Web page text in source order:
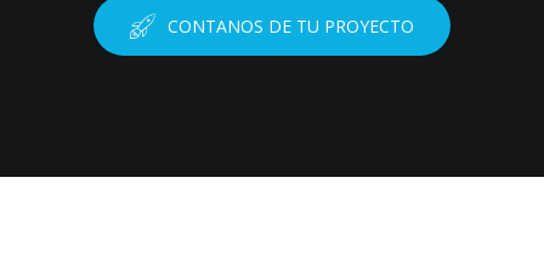
CONTANOS DE TU PROYECTO